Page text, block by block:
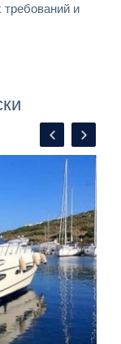
требований и